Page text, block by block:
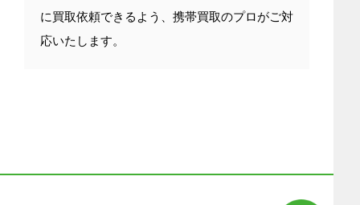
に買取依頼できるよう、携帯買取のプロがご対
応いたします。